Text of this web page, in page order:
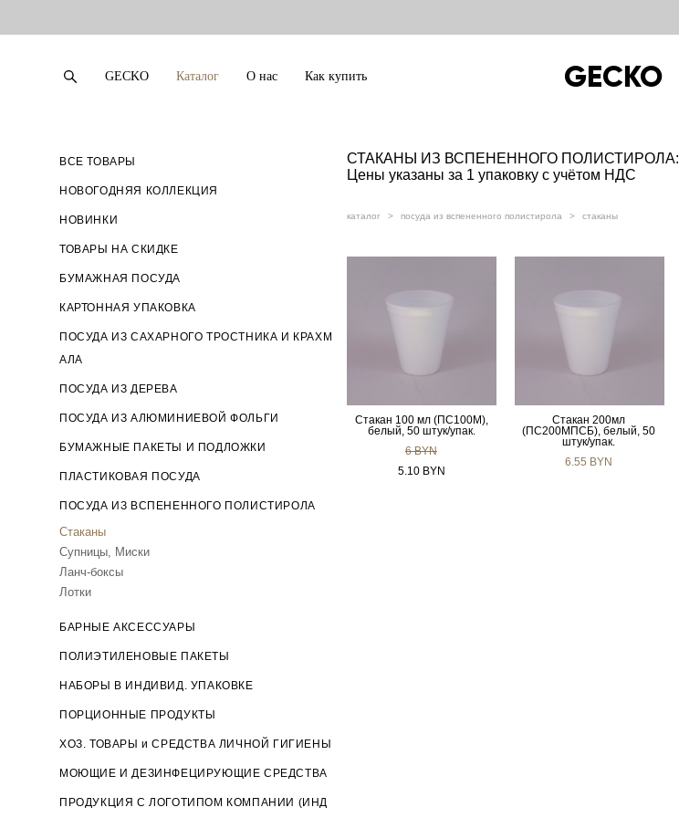
GECKO Каталог О нас Как купить GECKO
GECKO
ВСЕ ТОВАРЫ
НОВОГОДНЯЯ КОЛЛЕКЦИЯ
НОВИНКИ
ТОВАРЫ НА СКИДКЕ
БУМАЖНАЯ ПОСУДА
КАРТОННАЯ УПАКОВКА
ПОСУДА ИЗ САХАРНОГО ТРОСТНИКА И КРАХМ
АЛА
ПОСУДА ИЗ ДЕРЕВА
ПОСУДА ИЗ АЛЮМИНИЕВОЙ ФОЛЬГИ
БУМАЖНЫЕ ПАКЕТЫ И ПОДЛОЖКИ
ПЛАСТИКОВАЯ ПОСУДА
ПОСУДА ИЗ ВСПЕНЕННОГО ПОЛИСТИРОЛА
Стаканы
Супницы, Миски
Ланч-боксы
Лотки
БАРНЫЕ АКСЕССУАРЫ
ПОЛИЭТИЛЕНОВЫЕ ПАКЕТЫ
НАБОРЫ В ИНДИВИД. УПАКОВКЕ
ПОРЦИОННЫЕ ПРОДУКТЫ
ХОЗ. ТОВАРЫ и СРЕДСТВА ЛИЧНОЙ ГИГИЕНЫ
МОЮЩИЕ И ДЕЗИНФЕЦИРУЮЩИЕ СРЕДСТВА
ПРОДУКЦИЯ С ЛОГОТИПОМ КОМПАНИИ (ИНД
СТАКАНЫ ИЗ ВСПЕНЕННОГО ПОЛИСТИРОЛА:
Цены указаны за 1 упаковку с учётом НДС
каталог > посуда из вспененного полистирола > стаканы
Стакан 100 мл (ПС100М),
белый, 50 штук/упак.
6 BYN
5.10 BYN
Стакан 200мл
(ПС200МПСБ), белый, 50
штук/упак.
6.55 BYN